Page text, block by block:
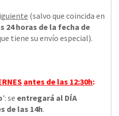
(salvo que coincida en
24 horas de la fecha de
tiene su envío especial).
antes de las 12:30h:
': se entregará al DÍA
de las 14h.